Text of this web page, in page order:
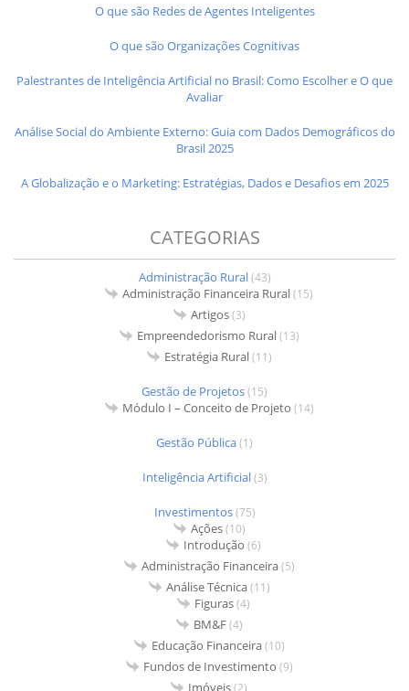
O que são Redes de Agentes Inteligentes
O que são Organizações Cognitivas
Palestrantes de Inteligência Artificial no Brasil: Como Escolher e O que
Avaliar
Análise Social do Ambiente Externo: Guia com Dados Demográficos do
Brasil 2025
A Globalização e o Marketing: Estratégias, Dados e Desafios em 2025
CATEGORIAS
Administração Rural(43)
Administração Financeira Rural(15)
Artigos(3)
Empreendedorismo Rural(13)
Estratégia Rural(11)
Gestão de Projetos(15)
Módulo I – Conceito de Projeto (14)
Gestão Pública(1)
Inteligência Artificial(3)
Investimentos(75)
Ações(10)
Introdução (6)
Administração Financeira(5)
Análise Técnica(11)
Figuras(4)
BM&F(4)
Educação Financeira(10)
Fundos de Investimento (9)
Imóveis(2)